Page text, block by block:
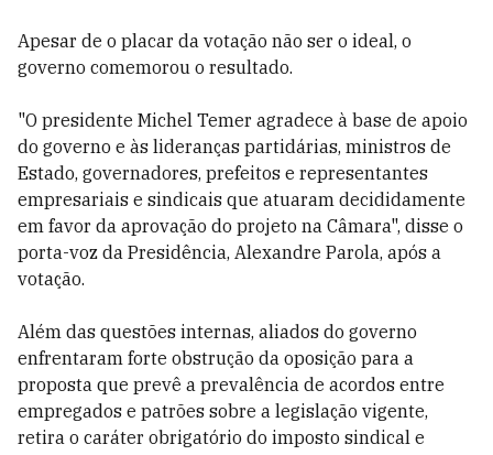
Apesar de o placar da votação não ser o ideal, o
governo comemorou o resultado.
"O presidente Michel Temer agradece à base de apoio
do governo e às lideranças partidárias, ministros de
Estado, governadores, prefeitos e representantes
empresariais e sindicais que atuaram decididamente
em favor da aprovação do projeto na Câmara", disse o
porta-voz da Presidência, Alexandre Parola, após a
votação.
Além das questões internas, aliados do governo
enfrentaram forte obstrução da oposição para a
proposta que prevê a prevalência de acordos entre
empregados e patrões sobre a legislação vigente,
retira o caráter obrigatório do imposto sindical e